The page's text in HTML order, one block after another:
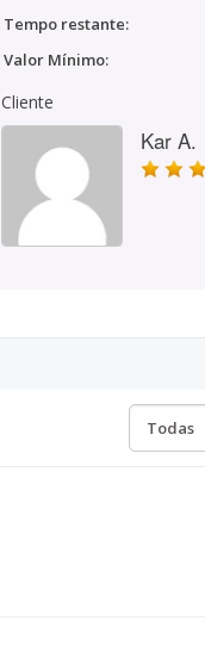
Tempo restante:
Valor Mínimo:
Cliente
Kar A.